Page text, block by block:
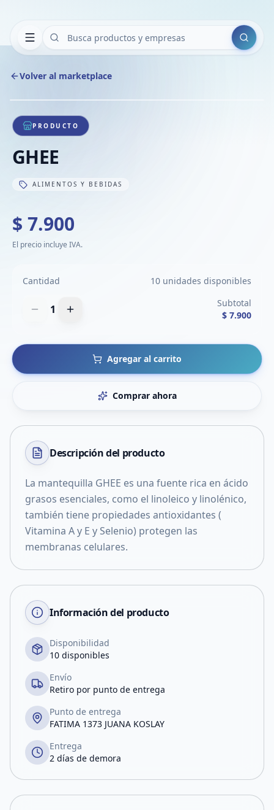
Buscar
Volver al marketplace
1/1
PRODUCTO
GHEE
ALIMENTOS Y BEBIDAS
$ 7.900
El precio incluye IVA.
Cantidad 10 unidades disponibles
1
Subtotal
$ 7.900
Agregar al carrito
Comprar ahora
Descripción del producto
La mantequilla GHEE es una fuente rica en ácido
grasos esenciales, como el linoleico y linolénico,
también tiene propiedades antioxidantes (
Vitamina A y E y Selenio) protegen las
membranas celulares.
Información del producto
Disponibilidad
10 disponibles
Envío
Retiro por punto de entrega
Punto de entrega
FATIMA 1373 JUANA KOSLAY
Entrega
2 días de demora